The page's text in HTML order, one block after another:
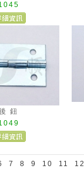
鈕
7 8 9 10 11 12